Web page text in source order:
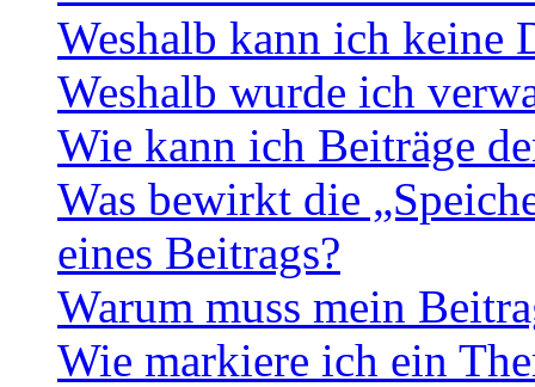
Weshalb kann ich keine
Weshalb wurde ich
Wie kann ich Beiträge
Was bewirkt die
eines Beitrags?
Warum muss mein
Wie markiere ich ein